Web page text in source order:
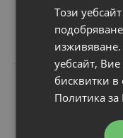
N
Този
уебсайт, Вие
бисквитки в
Политика за